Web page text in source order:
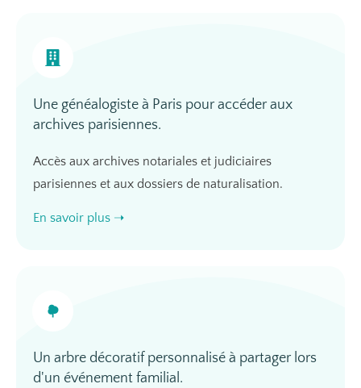
Une généalogiste à Paris pour accéder aux
archives parisiennes.
Accès aux archives notariales et judiciaires
parisiennes et aux dossiers de naturalisation.
En savoir plus ➝
Un arbre décoratif personnalisé à partager lors
d'un événement familial.